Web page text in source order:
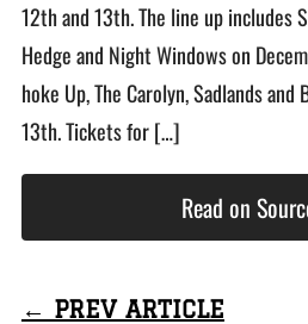
12th and 13th. The line up includes
Hedge and Night Windows on
hoke Up, The Carolyn, Sadlands
13th. Tickets for […]
Read on
← PREV ARTICLE